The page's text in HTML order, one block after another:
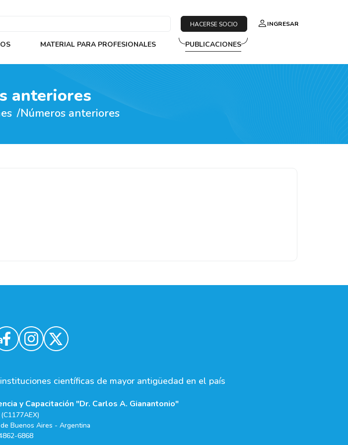
HACERSE SOCIO INGRESAR
MATERIAL PARA PROFESIONALES PUBLICACIONES
anteriores
Números anteriores
científicas de mayor antigüedad en el país
y Capacitación "Dr. Carlos A. Gianantonio"
Buenos Aires - Argentina
6868